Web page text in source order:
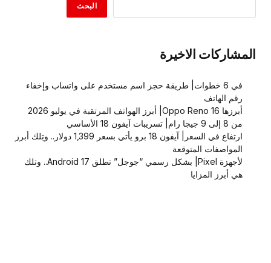
البحث
المشاركات الاخيرة
في 6 خطوات| طريقة حجز اسم مستخدم على واتساب وإخفاء
رقم الهاتف
أبرزها Oppo Reno 16| أبرز الهواتف المرتقبة في يوليو 2026
من 8 إلى 9 جيجا رام| تسريبات آيفون 18 الأساسي
ارتفاع في السعر| آيفون 18 برو يأتي بسعر 1,399 دولار.. وتِلك أبرز
المواصفات المتوقعة
لأجهزة Pixel| بشكل رسمي “جوجل” تطلق Android 17.. وتلك
هي أبرز المزايا